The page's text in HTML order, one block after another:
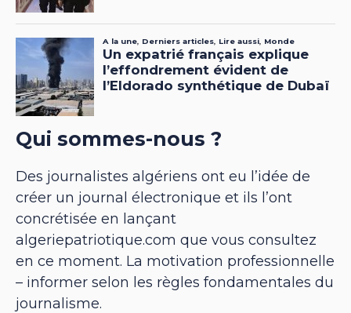
Qui sommes-nous ?
Des journalistes algériens ont eu l’idée de
créer un journal électronique et ils l’ont
concrétisée en lançant
algeriepatriotique.com que vous consultez
en ce moment. La motivation professionnelle
– informer selon les règles fondamentales du
journalisme.